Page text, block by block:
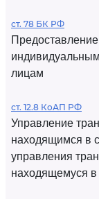
ст. 78 БК РФ
лицам
ст. 12.8 КоАП РФ
Управление
находящимся в
управления
находящемуся в